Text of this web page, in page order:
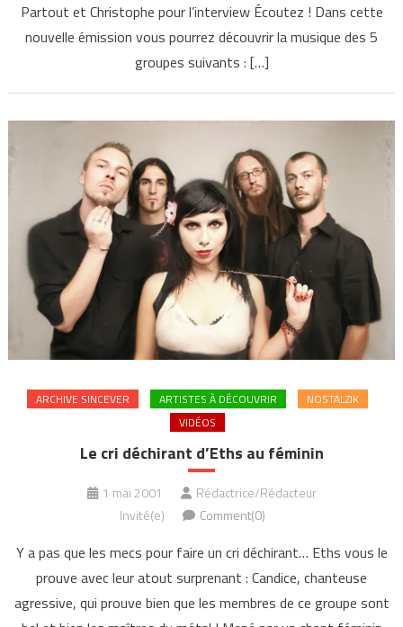
Partout et Christophe pour l’interview Écoutez ! Dans cette
nouvelle émission vous pourrez découvrir la musique des 5
groupes suivants : […]
ARCHIVE SINCEVER ARTISTES À DÉCOUVRIR
NOSTALZIK
VIDÉOS
Le cri déchirant d’Eths au féminin
1 mai 2001
Rédactrice/Rédacteur
Invité(e)
Comment(0)
Y a pas que les mecs pour faire un cri déchirant… Eths vous le
prouve avec leur atout surprenant : Candice, chanteuse
agressive, qui prouve bien que les membres de ce groupe sont